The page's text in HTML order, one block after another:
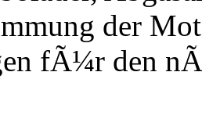
der
fÃ¼r den